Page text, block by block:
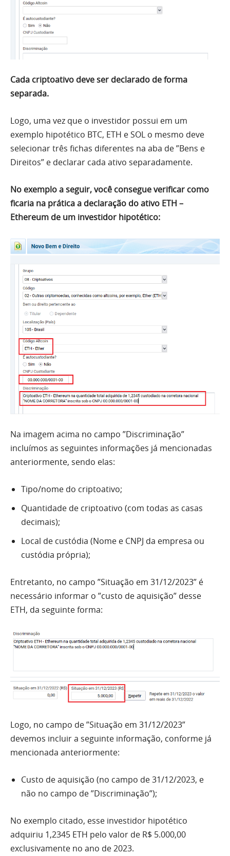
Cada criptoativo deve ser declarado de forma
separada.
Logo, uma vez que o investidor possui em um
exemplo hipotético BTC, ETH e SOL o mesmo deve
selecionar três fichas diferentes na aba de ”Bens e
Direitos” e declarar cada ativo separadamente.
No exemplo a seguir, você consegue verificar como
ficaria na prática a declaração do ativo ETH –
Ethereum de um investidor hipotético:
Na imagem acima no campo ”Discriminação”
incluímos as seguintes informações já mencionadas
anteriormente, sendo elas:
Tipo/nome do criptoativo;
Quantidade de criptoativo (com todas as casas
decimais);
Local de custódia (Nome e CNPJ da empresa ou
custódia própria);
Entretanto, no campo ”Situação em 31/12/2023” é
necessário informar o ”custo de aquisição” desse
ETH, da seguinte forma:
Logo, no campo de ”Situação em 31/12/2023”
devemos incluir a seguinte informação, conforme já
mencionada anteriormente:
Custo de aquisição (no campo de 31/12/2023, e
não no campo de ”Discriminação”);
No exemplo citado, esse investidor hipotético
adquiriu 1,2345 ETH pelo valor de R$ 5.000,00
exclusivamente no ano de 2023.